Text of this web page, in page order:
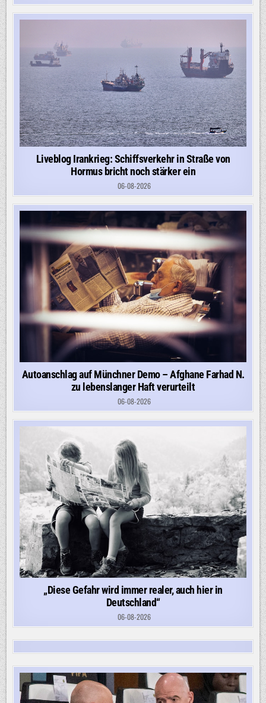
Liveblog Irankrieg: Schiffsverkehr in Straße von
Hormus bricht noch stärker ein
06-08-2026
Autoanschlag auf Münchner Demo – Afghane Farhad N.
zu lebenslanger Haft verurteilt
06-08-2026
„Diese Gefahr wird immer realer, auch hier in
Deutschland“
06-08-2026